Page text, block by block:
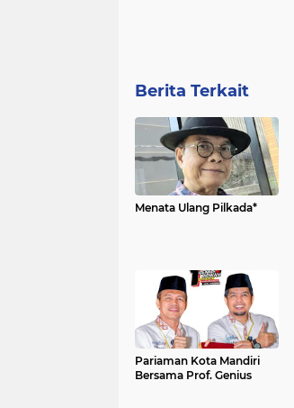
Berita Terkait
Menata Ulang Pilkada*
Pariaman Kota Mandiri
Bersama Prof. Genius